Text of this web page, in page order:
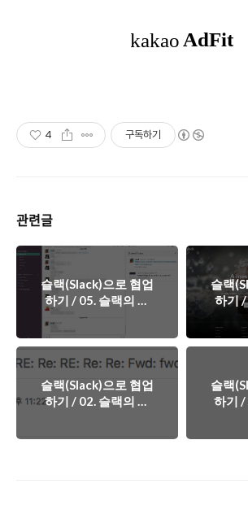
4 구독하기
관련글
슬랙(Slack)으로 협업
하기 / 05. 슬랙의 메
세지 기능을 살펴봅시
슬랙
하기 /
슬랙(Slack)으로 협업
하기 / 02. 슬랙의 탄
슬랙
하기 /